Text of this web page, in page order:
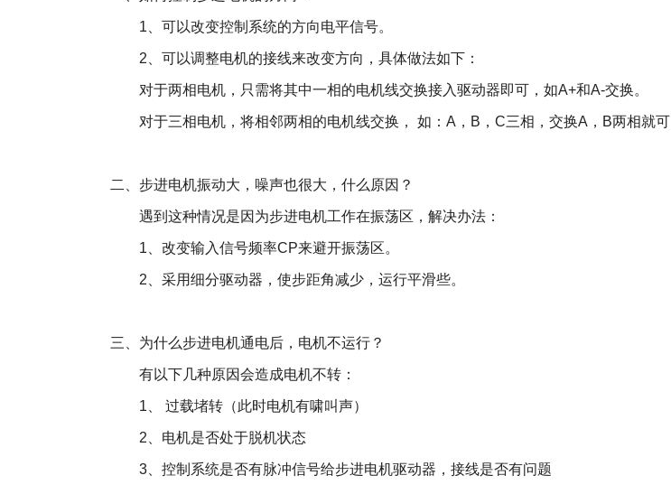
1、可以改变控制系统的方向电平信号。
2、可以调整电机的接线来改变方向，具体做法如下：
对于两相电机，只需将其中一相的电机线交换接入驱动器即可，如A+和A-交换。
对于三相电机，将相邻两相的电机线交换， 如：A，B，C三相，交换A，B两相就可
二、步进电机振动大，噪声也很大，什么原因？
遇到这种情况是因为步进电机工作在振荡区，解决办法：
1、改变输入信号频率CP来避开振荡区。
2、采用细分驱动器，使步距角减少，运行平滑些。
三、为什么步进电机通电后，电机不运行？
有以下几种原因会造成电机不转：
1、 过载堵转（此时电机有啸叫声）
2、电机是否处于脱机状态
3、控制系统是否有脉冲信号给步进电机驱动器，接线是否有问题